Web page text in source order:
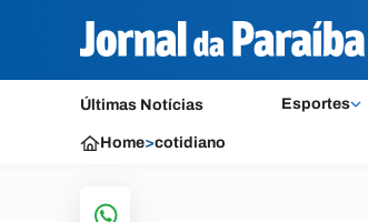
Últimas Notícias Esportes
Home>cotidiano